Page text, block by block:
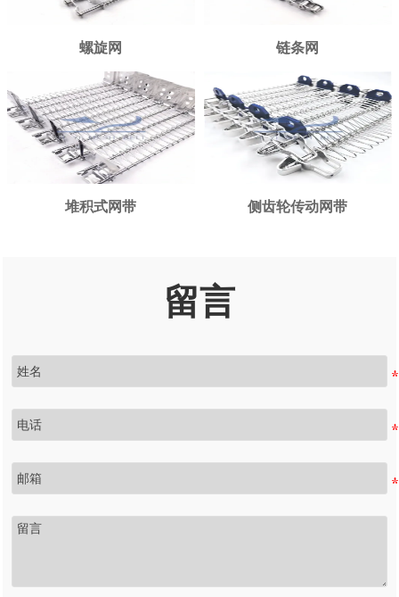
螺旋网 链条网
堆积式网带 侧齿轮传动网带
留言